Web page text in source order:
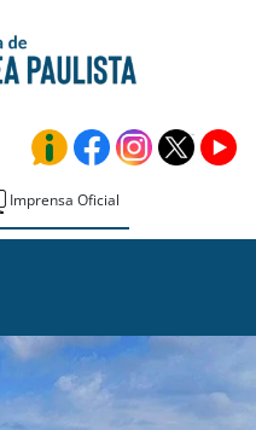
Prefeitura de
Imprensa Oficial